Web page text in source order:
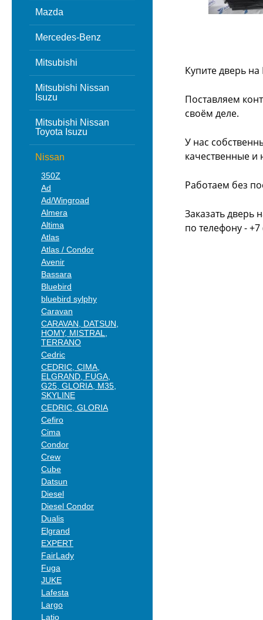
Mazda
Mercedes-Benz
Mitsubishi
Mitsubishi Nissan
Isuzu
Mitsubishi Nissan
Toyota Isuzu
Nissan
350Z
Ad
Ad/Wingroad
Almera
Altima
Atlas
Atlas / Condor
Avenir
Bassara
Bluebird
bluebird sylphy
Caravan
CARAVAN, DATSUN,
HOMY, MISTRAL,
TERRANO
Cedric
CEDRIC, CIMA,
ELGRAND, FUGA,
G25, GLORIA, M35,
SKYLINE
CEDRIC, GLORIA
Cefiro
Cima
Condor
Crew
Cube
Datsun
Diesel
Diesel Condor
Dualis
Elgrand
EXPERT
FairLady
Fuga
JUKE
Lafesta
Largo
Latio
Купите дверь
Поставляем
своём деле.
У нас
качественные и
Работаем без
Заказать дверь
по телефону -